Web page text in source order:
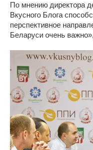
По мнению директора
Вкусного Блога
перспективное
Беларуси очень